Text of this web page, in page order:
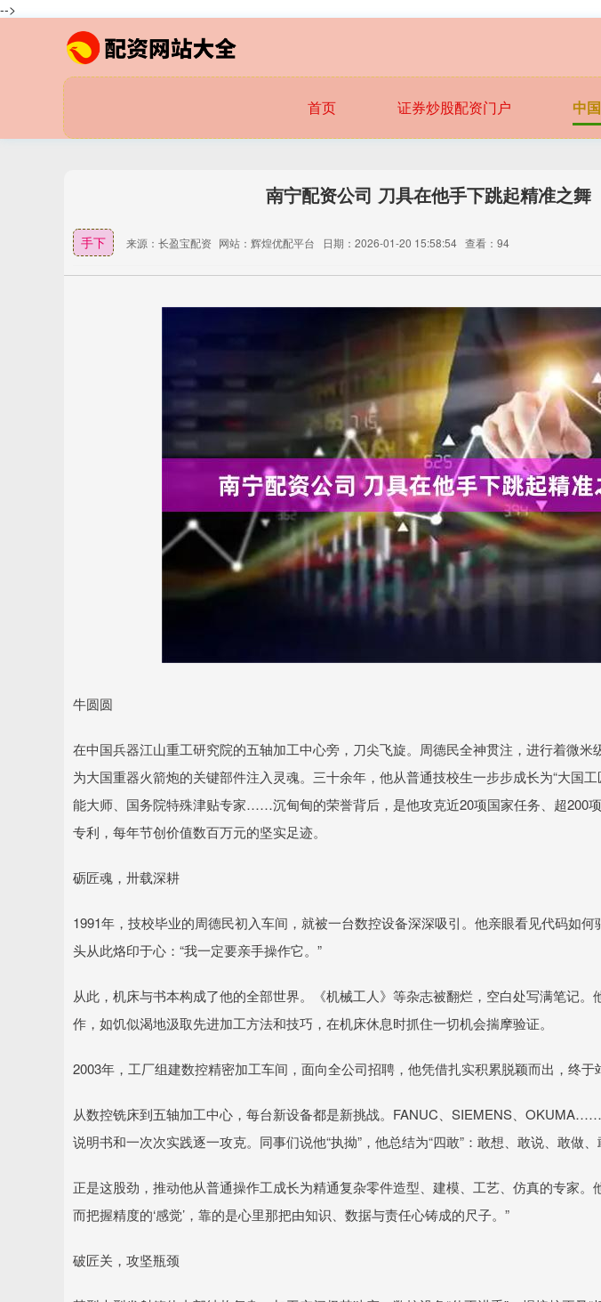
-->
首页 证券炒股配资门户 中
南宁配资公司 刀具在他手下跳起精准之舞
手下 来源：长盈宝配资 网站：辉煌优配平台 日期：2026-01-20 15:58:54 查看：94
牛圆圆
在中国兵器江山重工研究院的五轴加工中心旁，刀尖飞旋。周德民全神贯注，进行着微
为大国重器火箭炮的关键部件注入灵魂。三十余年，他从普通技校生一步步成长为“大国
能大师、国务院特殊津贴专家……沉甸甸的荣誉背后，是他攻克近20项国家任务、超200
专利，每年节创价值数百万元的坚实足迹。
砺匠魂，卅载深耕
1991年，技校毕业的周德民初入车间，就被一台数控设备深深吸引。他亲眼看见代码如
头从此烙印于心：“我一定要亲手操作它。”
从此，机床与书本构成了他的全部世界。《机械工人》等杂志被翻烂，空白处写满笔记。
作，如饥似渴地汲取先进加工方法和技巧，在机床休息时抓住一切机会揣摩验证。
2003年，工厂组建数控精密加工车间，面向全公司招聘，他凭借扎实积累脱颖而出，终于
从数控铣床到五轴加工中心，每台新设备都是新挑战。FANUC、SIEMENS、
说明书和一次次实践逐一攻克。同事们说他“执拗”，他总结为“四敢”：敢想、敢说、敢做、
正是这股劲，推动他从普通操作工成长为精通复杂零件造型、建模、工艺、仿真的专家。
而把握精度的‘感觉’，靠的是心里那把由知识、数据与责任心铸成的尺子。”
破匠关，攻坚瓶颈